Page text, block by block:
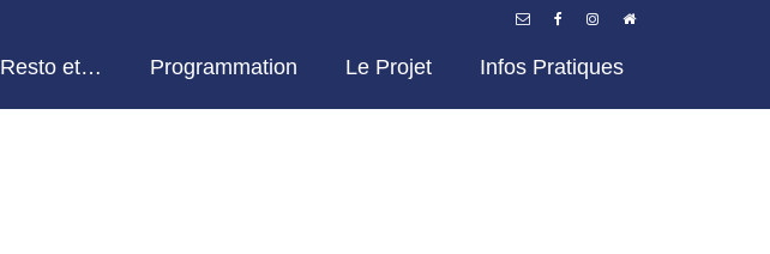
Resto et… Programmation Le Projet Infos Pratiques